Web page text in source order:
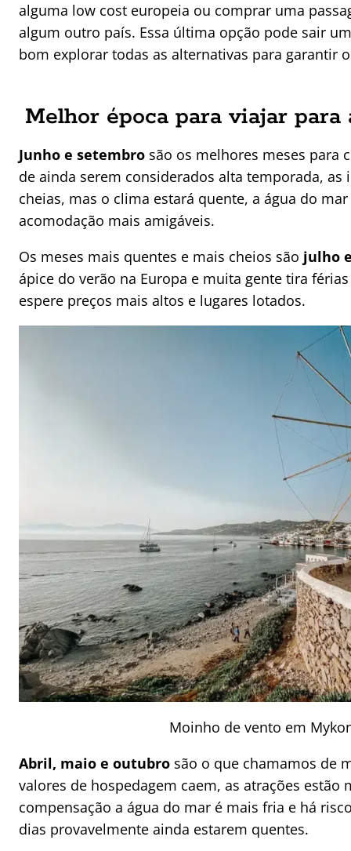
alguma low cost europeia ou comprar uma
algum outro país. Essa última opção pode sair
bom explorar todas as alternativas para garantir
Melhor época para viajar para
Junho e setembro são os melhores meses para
de ainda serem considerados alta temporada, as
cheias, mas o clima estará quente, a água do
acomodação mais amigáveis.
Os meses mais quentes e mais cheios são julho
ápice do verão na Europa e muita gente tira
espere preços mais altos e lugares lotados.
Moinho de vento em
Abril, maio e outubro são o que chamamos de
valores de hospedagem caem, as atrações estão
compensação a água do mar é mais fria e há
dias provavelmente ainda estarem quentes.